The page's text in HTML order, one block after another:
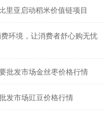
里亚启动稻米价值链项目
环境，让消费者舒心购无忧
批发市场金丝枣价格行情
发市场豇豆价格行情